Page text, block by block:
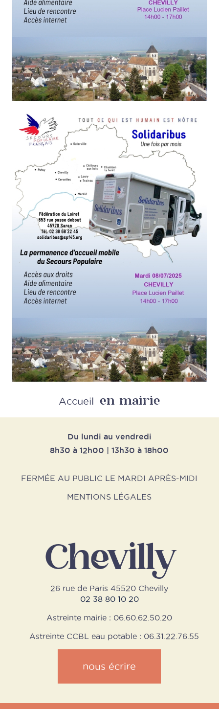
Retour
Accueil en mairie
Du lundi au vendredi
8h30 à 12h00 | 13h30 à 18h00
FERMÉE AU PUBLIC LE MARDI APRÈS-MIDI
MENTIONS LÉGALES
Chevilly
26 rue de Paris 45520 Chevilly
02 38 80 10 20
Astreinte mairie : 06.60.62.50.20
Astreinte CCBL eau potable : 06.31.22.76.55
nous écrire